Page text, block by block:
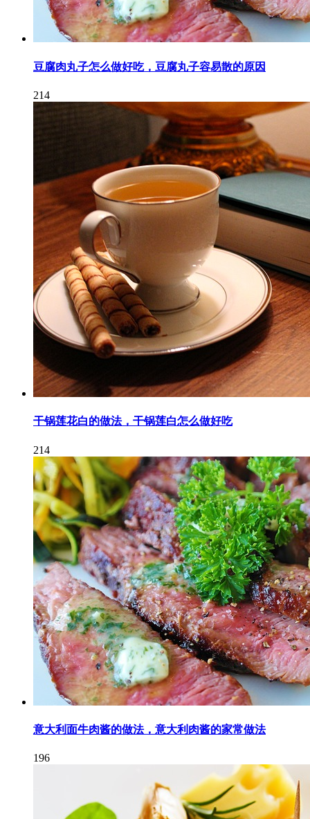
豆腐肉丸子怎么做好吃，豆腐丸子容易散的原因
214
干锅莲花白的做法，干锅莲白怎么做好吃
214
意大利面牛肉酱的做法，意大利肉酱的家常做法
196